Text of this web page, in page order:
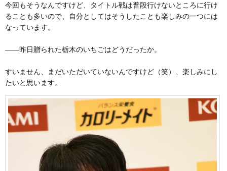
今回もそうなんですけど、タイトル戦は普段行けないところに行け
ることも多いので、自分としてはそうしたことも楽しみの一つには
なっています。
――昨日贈られた栃木のいちごはどうだったか。
すいません、まだいただいていないんですけど（笑）、楽しみにし
たいと思います。